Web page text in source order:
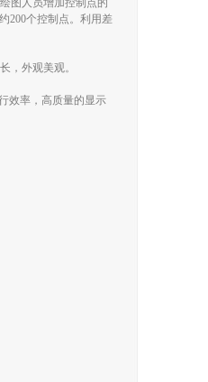
图人员增加控制点的
200个控制点。利用差
，外观美观。
效率，高质量的显示